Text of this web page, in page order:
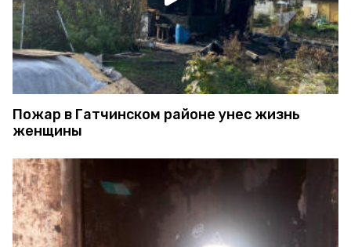
Пожар в Гатчинском районе унес жизнь
женщины